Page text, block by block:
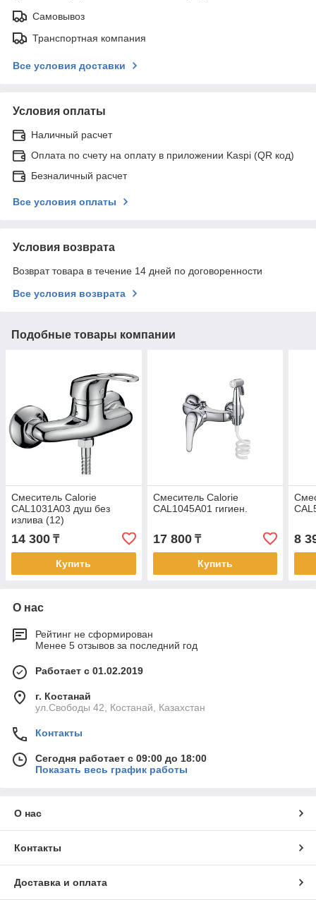
Самовывоз
Транспортная компания
Все условия доставки
Условия оплаты
Наличный расчет
Оплата по счету на оплату в приложении Kaspi (QR код)
Безналичный расчет
Все условия оплаты
Условия возврата
Возврат товара в течение 14 дней по договоренности
Все условия возврата
Подобные товары компании
Смеситель Calorie
CAL1031A03 душ без
излива (12)
14 300 ₸
Купить
Смеситель Calorie
CAL1045A01 гигиен.
17 800₸
Купить
8
О нас
Рейтинг не сформирован
Менее 5 отзывов за последний год
Работает с 01.02.2019
г. Костанай
ул.Свободы 42, Костанай, Казахстан
Контакты
Сегодня работает с 09:00 до 18:00
Показать весь график работы
О нас
Контакты
Доставка и оплата